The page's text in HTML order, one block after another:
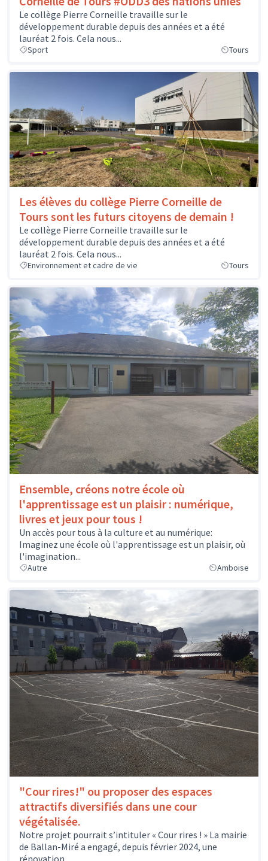
Le collège Pierre Corneille travaille sur le
développement durable depuis des années et a été
lauréat 2 fois. Cela nous...
Sport Tours
Les élèves du collège Pierre Corneille de
Tours sont les futurs citoyens de demain !
Le collège Pierre Corneille travaille sur le
développement durable depuis des années et a été
lauréat 2 fois. Cela nous...
Environnement et cadre de vie Tours
Ensemble, créons notre école où
l'apprentissage est un plaisir : numérique,
livres et jeux pour tous !
Un accès pour tous à la culture et au numérique:
Imaginez une école où l'apprentissage est un plaisir, où
l'imagination...
Autre Amboise
"Cour rires!" ou proposer des espaces
attractifs diversifiés dans une cour
végétalisée.
Notre projet pourrait s’intituler « Cour rires ! » La mairie
de Ballan-Miré a engagé, depuis février 2024, une